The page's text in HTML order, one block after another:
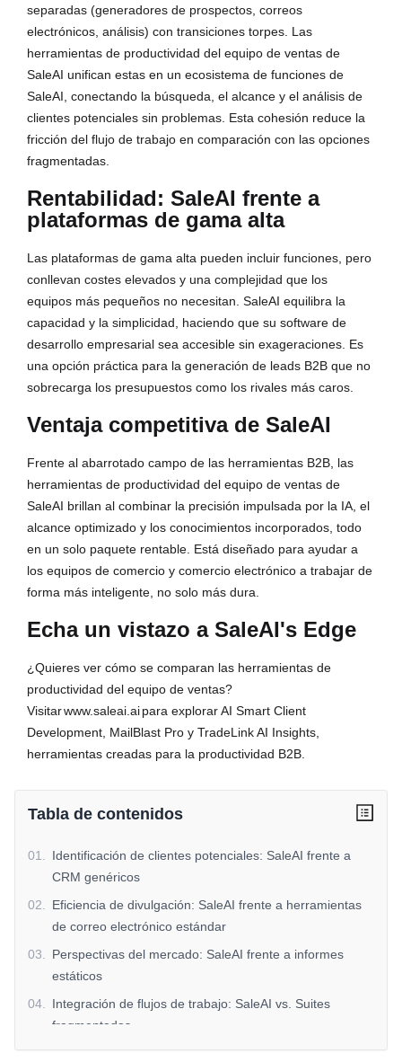
separadas (generadores de prospectos, correos
electrónicos, análisis) con transiciones torpes. Las
herramientas de productividad del equipo de ventas de
SaleAI unifican estas en un ecosistema de funciones de
SaleAI, conectando la búsqueda, el alcance y el análisis de
clientes potenciales sin problemas. Esta cohesión reduce la
fricción del flujo de trabajo en comparación con las opciones
fragmentadas.
Rentabilidad: SaleAI frente a
plataformas de gama alta
Las plataformas de gama alta pueden incluir funciones, pero
conllevan costes elevados y una complejidad que los
equipos más pequeños no necesitan. SaleAI equilibra la
capacidad y la simplicidad, haciendo que su software de
desarrollo empresarial sea accesible sin exageraciones. Es
una opción práctica para la generación de leads B2B que no
sobrecarga los presupuestos como los rivales más caros.
Ventaja competitiva de SaleAI
Frente al abarrotado campo de las herramientas B2B, las
herramientas de productividad del equipo de ventas de
SaleAI brillan al combinar la precisión impulsada por la IA, el
alcance optimizado y los conocimientos incorporados, todo
en un solo paquete rentable. Está diseñado para ayudar a
los equipos de comercio y comercio electrónico a trabajar de
forma más inteligente, no solo más dura.
Echa un vistazo a SaleAI's Edge
¿Quieres ver cómo se comparan las herramientas de
productividad del equipo de ventas?
Visitarwww.saleai.aipara explorar AI Smart Client
Development, MailBlast Pro y TradeLink AI Insights,
herramientas creadas para la productividad B2B.
Tabla de contenidos
01. Identificación de clientes potenciales: SaleAI frente a
CRM genéricos
02. Eficiencia de divulgación: SaleAI frente a herramientas
de correo electrónico estándar
03. Perspectivas del mercado: SaleAI frente a informes
estáticos
04. Integración de flujos de trabajo: SaleAI vs. Suites
fragmentadas
05. Rentabilidad: SaleAI frente a plataformas de gama alta